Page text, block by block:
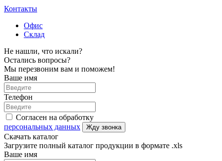
Контакты
Офис
Склад
Не нашли, что искали?
Остались вопросы?
Мы перезвоним вам и поможем!
Ваше имя
Телефон
Согласен на обработку
персональных данных
Жду звонка
Скачать каталог
Загрузите полный каталог продукции в формате .xls
Ваше имя